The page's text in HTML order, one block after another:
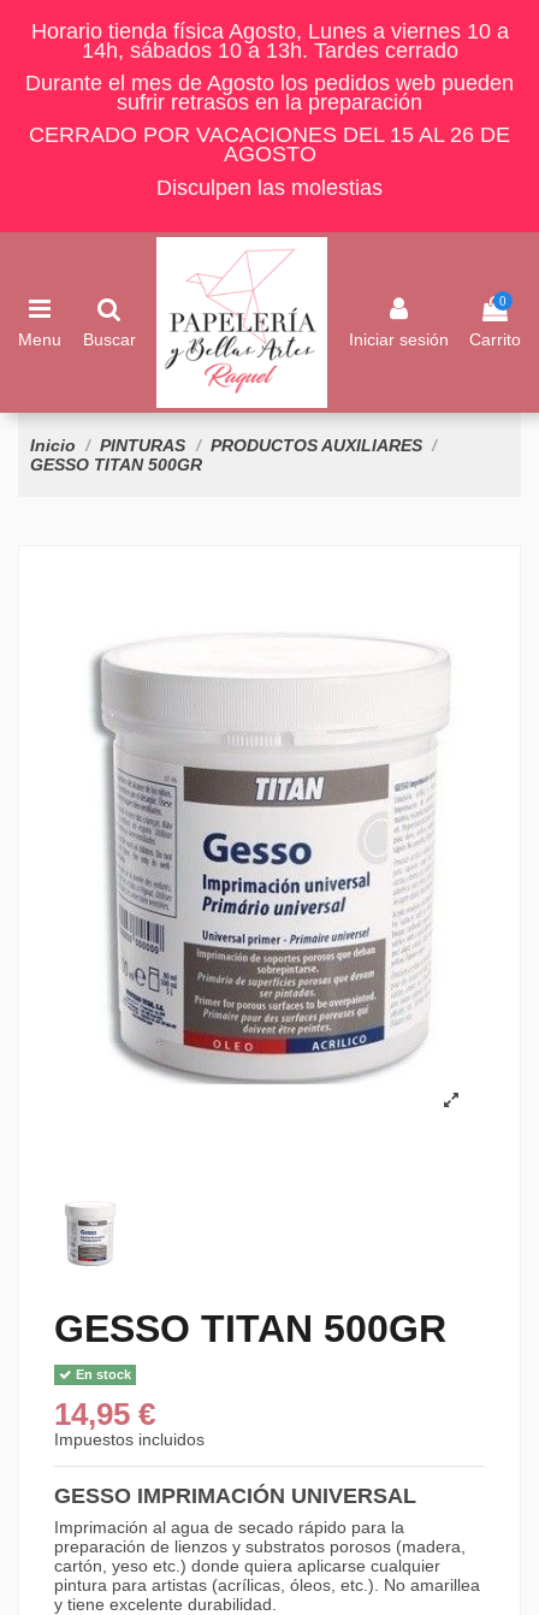
Horario tienda física Agosto, Lunes a viernes 10 a
14h, sábados 10 a 13h. Tardes cerrado
Durante el mes de Agosto los pedidos web pueden
sufrir retrasos en la preparación
CERRADO POR VACACIONES DEL 15 AL 26 DE
AGOSTO
Disculpen las molestias
Menu Buscar Iniciar sesión
0
Carrito
Inicio PINTURAS
PRODUCTOS AUXILIARES
GESSO TITAN 500GR
GESSO TITAN 500GR
En stock
14,95 €
Impuestos incluidos
GESSO IMPRIMACIÓN UNIVERSAL
Imprimación al agua de secado rápido para la
preparación de lienzos y substratos porosos (madera,
cartón, yeso etc.) donde quiera aplicarse cualquier
pintura para artistas (acrílicas, óleos, etc.). No amarillea
y tiene excelente durabilidad.